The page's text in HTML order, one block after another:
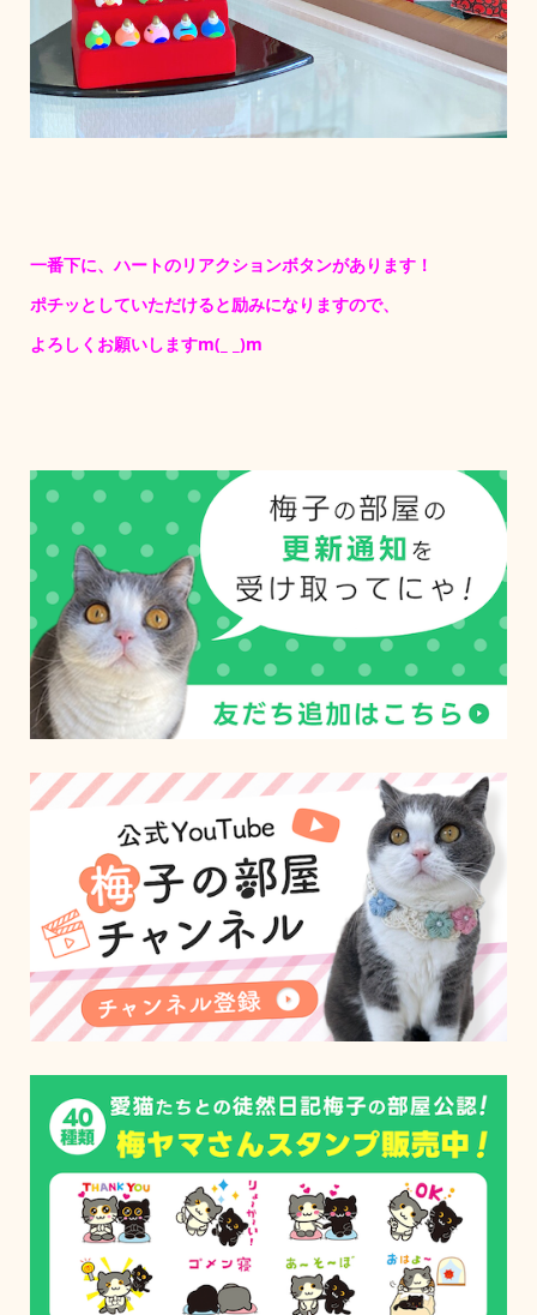
一番下に、ハートのリアクションボタンがあります！
ポチッとしていただけると励みになりますので、
よろしくお願いしますm(_ _)m